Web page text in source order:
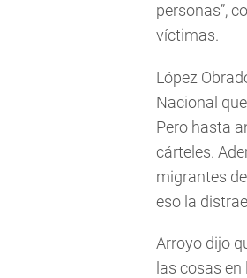
personas”,
víctimas.
López
Nacional
Pero hasta
cárteles.
migrantes
eso la
Arroyo dijo
las cosas